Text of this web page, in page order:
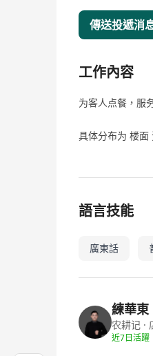
傳送投遞消
工作內容
为客人点餐，服
具体分布为 楼面
語言技能
廣東話
練華東
农耕记 ·
近7日活躍